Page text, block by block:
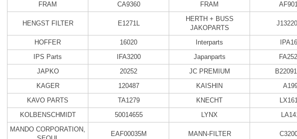
FRAM
CA9360 FRAM
HENGST FILTER E1271L
HERTH + BUSS
JAKOPARTS
HOFFER 16020 Interparts
IPS Parts
IFA3200 Japanparts
JAPKO
20252 JC PREMIUM
KAGER
120487 KAISHIN
KAVO PARTS
TA1279 KNECHT
KOLBENSCHMIDT
50014655 LYNX
MANDO CORPORATION,
EAF00035M MANN-FILTER